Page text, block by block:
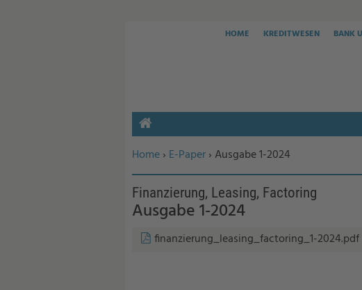
HOME KREDITWESEN BANK
Sie befinden sich hier:
Home› E-Paper› Ausgabe 1-2024
Finanzierung, Leasing, Factoring
Ausgabe 1-2024
finanzierung_leasing_factoring_1-2024.pdf
HOME